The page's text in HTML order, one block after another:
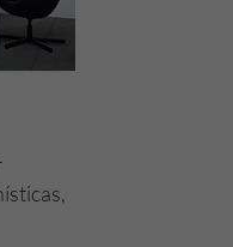
Experiencia
visita. Si